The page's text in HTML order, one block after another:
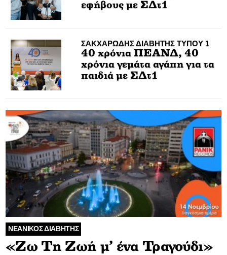
εφήβους με ΣΔτ1
ΣΑΚΧΑΡΩΔΗΣ ΔΙΑΒΗΤΗΣ ΤΥΠΟΥ 1
40 χρόνια ΠΕΑΝΔ, 40
χρόνια γεμάτα αγάπη για τα
παιδιά με ΣΔτ1
ΝΕΑΝΙΚΟΣ ΔΙΑΒΗΤΗΣ
«Ζω Τη Ζωή μ’ ένα Τραγούδι»